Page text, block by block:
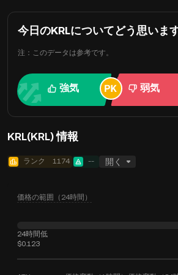
今日のKRLについてどう思いま
注：このデータは参考です。
強気 弱気
KRL(KRL) 情報
ランク 1174 -- 開く
価格の範囲（24時間）
24時間低
$0.123